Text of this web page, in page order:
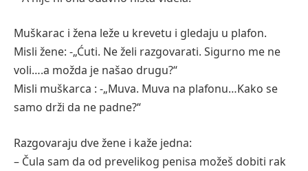
Muškarac i žena leže u krevetu i gledaju u plafon.
Misli žene: -„Ćuti. Ne želi razgovarati. Sigurno me ne
voli….a možda je našao drugu?“
Misli muškarca : -„Muva. Muva na plafonu…Kako se
samo drži da ne padne?“
Razgovaraju dve žene i kaže jedna:
– Čula sam da od prevelikog penisa možeš dobiti rak